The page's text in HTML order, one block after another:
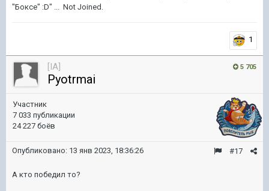
"Боксе" :D" ... Not Joined.
1
5 705
[IA]
Pyotrmai
Участник
7 033 публикации
24 227 боёв
#17
Опубликовано: 13 янв 2023, 18:36:26
А кто победил то?